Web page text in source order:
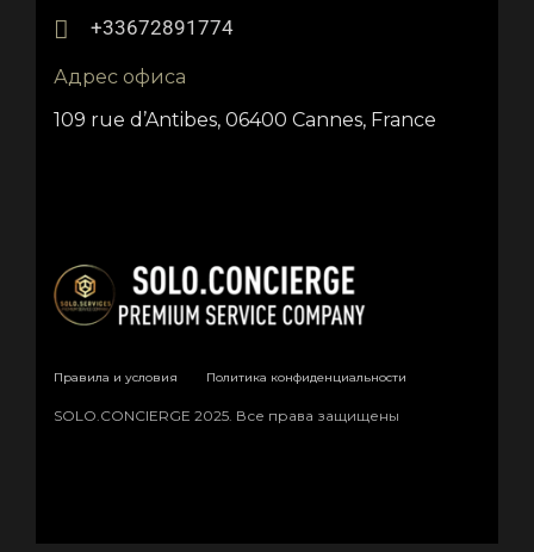
+33672891774
Адрес офиса
109 rue d’Antibes, 06400 Cannes, France
Правила и условия Политика конфиденциальности
SOLO.CONCIERGE 2025. Все права защищены